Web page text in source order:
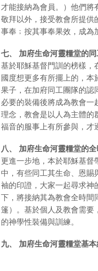
才能接納為會員。）他們將
敬拜以外，接受教會所提供
事奉﹔按其事奉果效，成為
七、 加府生命河靈糧堂的同
基於耶穌基督門訓的榜樣，
國度想更多有所擺上的，本
果子，在加府同工團隊的認
必要的裝備後將成為教會一
理念，教會是以人為主體的
福音的服事上有所參與，才
八、 加府生命河靈糧堂的
更進一步地，本於耶穌基
中，有些同工其生命、恩賜
袖的印證，大家一起尋求神
下，將接納其為教會全時
篷）。基於個人及教會需要
的神學性裝備與訓練。
九、 加府生命河靈糧堂基本